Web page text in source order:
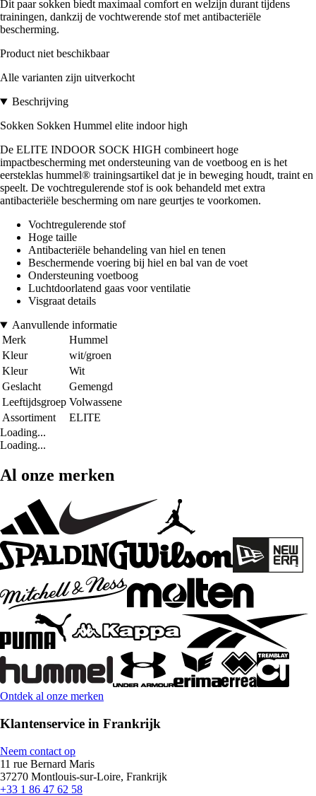
Dit paar sokken biedt maximaal comfort en welzijn durant tijdens
trainingen, dankzij de vochtwerende stof met antibacteriële
bescherming.
Product niet beschikbaar
Alle varianten zijn uitverkocht
Beschrijving
Sokken Sokken Hummel elite indoor high
De ELITE INDOOR SOCK HIGH combineert hoge
impactbescherming met ondersteuning van de voetboog en is het
eersteklas hummel® trainingsartikel dat je in beweging houdt, traint en
speelt. De vochtregulerende stof is ook behandeld met extra
antibacteriële bescherming om nare geurtjes te voorkomen.
Vochtregulerende stof
Hoge taille
Antibacteriële behandeling van hiel en tenen
Beschermende voering bij hiel en bal van de voet
Ondersteuning voetboog
Luchtdoorlatend gaas voor ventilatie
Visgraat details
Aanvullende informatie
Merk
Hummel
Kleur
wit/groen
Kleur
Wit
Geslacht
Gemengd
Leeftijdsgroep Volwassene
Assortiment
ELITE
Loading...
Loading...
Al onze merken
Ontdek al onze merken
Klantenservice in Frankrijk
Neem contact op
11 rue Bernard Maris
37270 Montlouis-sur-Loire, Frankrijk
+33 1 86 47 62 58